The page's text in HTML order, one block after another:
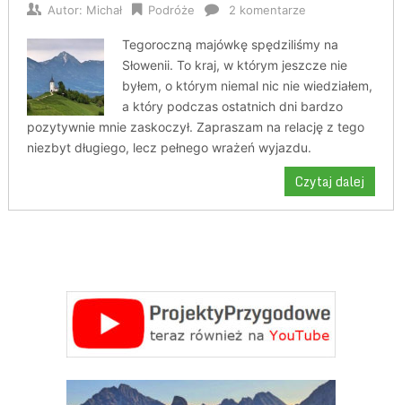
Autor: Michał Podróże 2 komentarze
Tegoroczną majówkę spędziliśmy na
Słowenii. To kraj, w którym jeszcze nie
byłem, o którym niemal nic nie wiedziałem,
a który podczas ostatnich dni bardzo
pozytywnie mnie zaskoczył. Zapraszam na relację z tego
niezbyt długiego, lecz pełnego wrażeń wyjazdu.
Czytaj dalej